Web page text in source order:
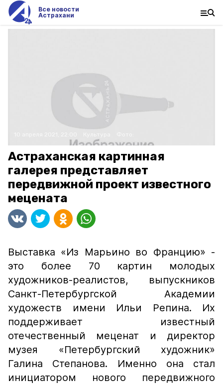
Все новости
Астрахани
Астраханская картинная
галерея представляет
передвижной проект известного
мецената
Выставка «Из Марьино во Францию» -
это более 70 картин молодых
художников-реалистов, выпускников
Санкт-Петербургской Академии
художеств имени Ильи Репина. Их
поддерживает известный
отечественный меценат и директор
музея «Петербургский художник»
Галина Степанова. Именно она стал
инициатором нового передвижного